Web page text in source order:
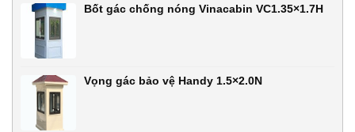
Bốt gác chống nóng Vinacabin VC1.35×1.7H
Vọng gác bảo vệ Handy 1.5×2.0N